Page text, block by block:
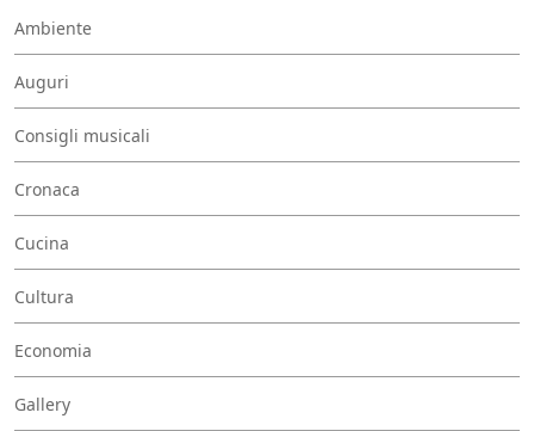
Ambiente
Auguri
Consigli musicali
Cronaca
Cucina
Cultura
Economia
Gallery